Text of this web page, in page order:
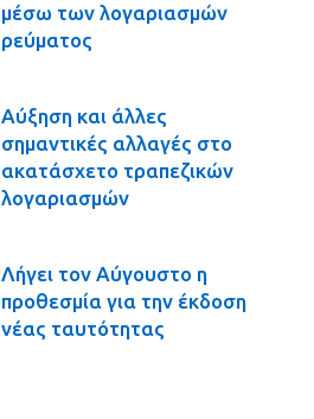
μέσω των λογαριασμών
ρεύματος
Αύξηση και άλλες
σημαντικές αλλαγές στο
ακατάσχετο τραπεζικών
λογαριασμών
Λήγει τον Αύγουστο η
προθεσμία για την έκδοση
νέας ταυτότητας